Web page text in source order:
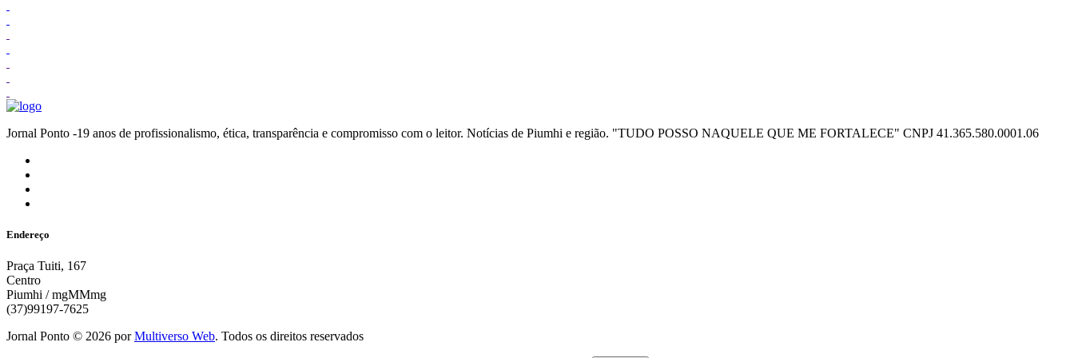
Jornal Ponto -19 anos de profissionalismo, ética, transparência e compromisso com o leitor. Notícias de Piumhi e região. "TUDO POSSO NAQUELE QUE ME FORTALECE" CNPJ 41.365.580.0001.06
Endereço
Praça Tuiti, 167
Centro
Piumhi / mgMMmg
(37)99197-7625
Jornal Ponto © 2026 porMultiverso Web. Todos os direitos reservados